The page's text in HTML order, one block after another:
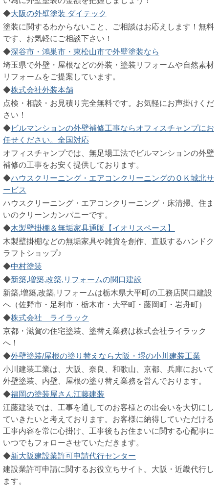
◆大阪の外壁塗装 ダイテック
塗装に関するわからないこと、ご相談はお応えします！無料
です、お気軽にご相談下さい！
◆深谷市・鴻巣市・東松山市で外壁塗装なら
埼玉県で外壁・屋根などの外装・塗装リフォームや自然素材
リフォームをご提案しています。
◆株式会社外装本舗
点検・相談・お見積り完全無料です。お気軽にお声掛けくだ
さい！
◆ビルマンションの外壁補修工事ならオフィスチャンプにお
任せください。全国対応
オフィスチャンプでは、無足場工法でビルマンションの外壁
補修の工事をお安く提供しております。
◆ハウスクリーニング・エアコンクリーニングのＯＫ城北サ
ービス
ハウスクリーニング・エアコンクリーニング・床清掃。住ま
いのクリーンカンパニーです。
◆木製壁掛棚＆無垢家具通販【イオリスペース】
木製壁掛棚などの無垢家具や雑貨を創作、直販するハンドク
ラフトショップ♪
◆中村塗装
◆新築,増築,改築,リフォームの関口建設
新築,増築,改築,リフォームは栃木県大平町の工務店関口建設
へ（佐野市・足利市・栃木市・大平町・藤岡町・岩舟町）
◆株式会社 ライラック
京都・滋賀の住宅塗装、塗替え業務は株式会社ライラック
へ！
◆外壁塗装/屋根の塗り替えなら大阪・堺の小川建装工業
小川建装工業は、大阪、奈良、和歌山、京都、兵庫において
外壁塗装、内壁、屋根の塗り替え業務を営んでおります。
◆福岡の塗装屋さん江藤建装
江藤建装では、工事を通してのお客様との出会いを大切にし
ていきたいと考えております。お客様に納得していただける
工事内容を常に心掛け、工事後もお住まいに関する心配事に
いつでもフォローさせていただきます。
◆新大阪建設業許可申請代行センター
建設業許可申請に関するお役立ちサイト。大阪・近畿代行し
ます。